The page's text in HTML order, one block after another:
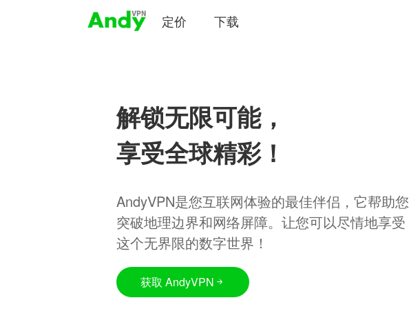
定价 下载
解锁无限可能，
享受全球精彩！
AndyVPN是您互联网体验的最佳伴侣，它帮助您
突破地理边界和网络屏障。让您可以尽情地享受
这个无界限的数字世界！
获取 AndyVPN